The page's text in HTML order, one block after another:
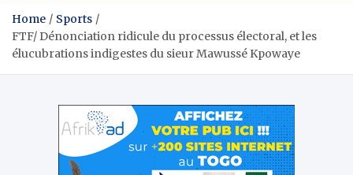
Home
Sports
FTF/ Dénonciation ridicule du processus électoral, et les
élucubrations indigestes du sieur Mawussé Kpowaye